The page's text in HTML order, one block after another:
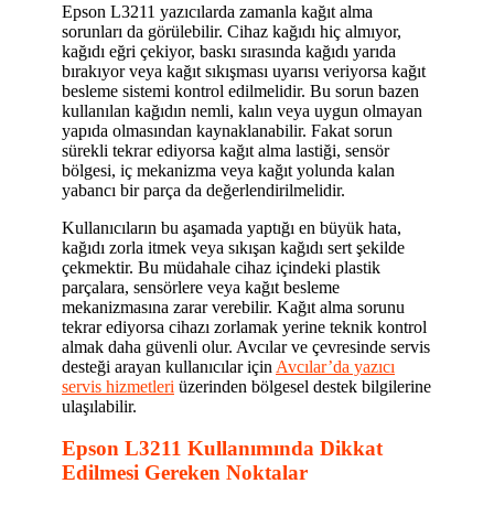
Epson L3211 yazıcılarda zamanla kağıt alma
sorunları da görülebilir. Cihaz kağıdı hiç almıyor,
kağıdı eğri çekiyor, baskı sırasında kağıdı yarıda
bırakıyor veya kağıt sıkışması uyarısı veriyorsa kağıt
besleme sistemi kontrol edilmelidir. Bu sorun bazen
kullanılan kağıdın nemli, kalın veya uygun olmayan
yapıda olmasından kaynaklanabilir. Fakat sorun
sürekli tekrar ediyorsa kağıt alma lastiği, sensör
bölgesi, iç mekanizma veya kağıt yolunda kalan
yabancı bir parça da değerlendirilmelidir.
Kullanıcıların bu aşamada yaptığı en büyük hata,
kağıdı zorla itmek veya sıkışan kağıdı sert şekilde
çekmektir. Bu müdahale cihaz içindeki plastik
parçalara, sensörlere veya kağıt besleme
mekanizmasına zarar verebilir. Kağıt alma sorunu
tekrar ediyorsa cihazı zorlamak yerine teknik kontrol
almak daha güvenli olur. Avcılar ve çevresinde servis
desteği arayan kullanıcılar için Avcılar’da yazıcı
servis hizmetleri üzerinden bölgesel destek bilgilerine
ulaşılabilir.
Epson L3211 Kullanımında Dikkat
Edilmesi Gereken Noktalar